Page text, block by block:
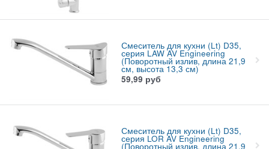
Смеситель для кухни (Lt) D35,
серия LAW AV Engineering
(Поворотный излив, длина 21,9
см, высота 13,3 см)
59,99 руб
Смеситель для кухни (Lt) D35,
серия LOR AV Engineering
(Поворотный излив, длина 21,9